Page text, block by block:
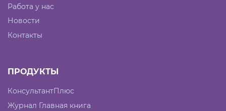
Работа у нас
Новости
Контакты
ПРОДУКТЫ
КонсультантПлюс
Журнал Главная книга